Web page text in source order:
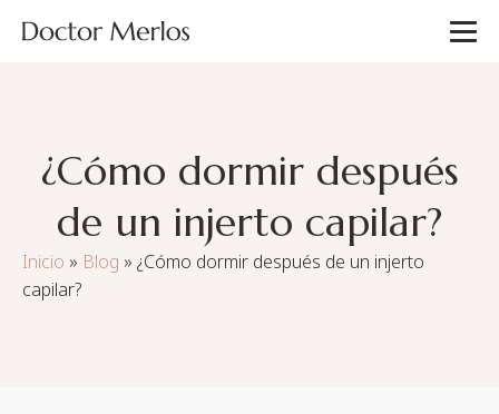
¿Cómo dormir después
de un injerto capilar?
Inicio » Blog » ¿Cómo dormir después de un injerto
capilar?